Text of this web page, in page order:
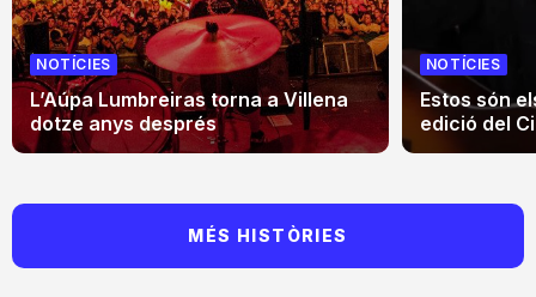
NOTÍCIES
L’Aúpa Lumbreiras torna a Villena
dotze anys després
NOTÍCIES
Estos són
edició del
MÉS HISTÒRIES